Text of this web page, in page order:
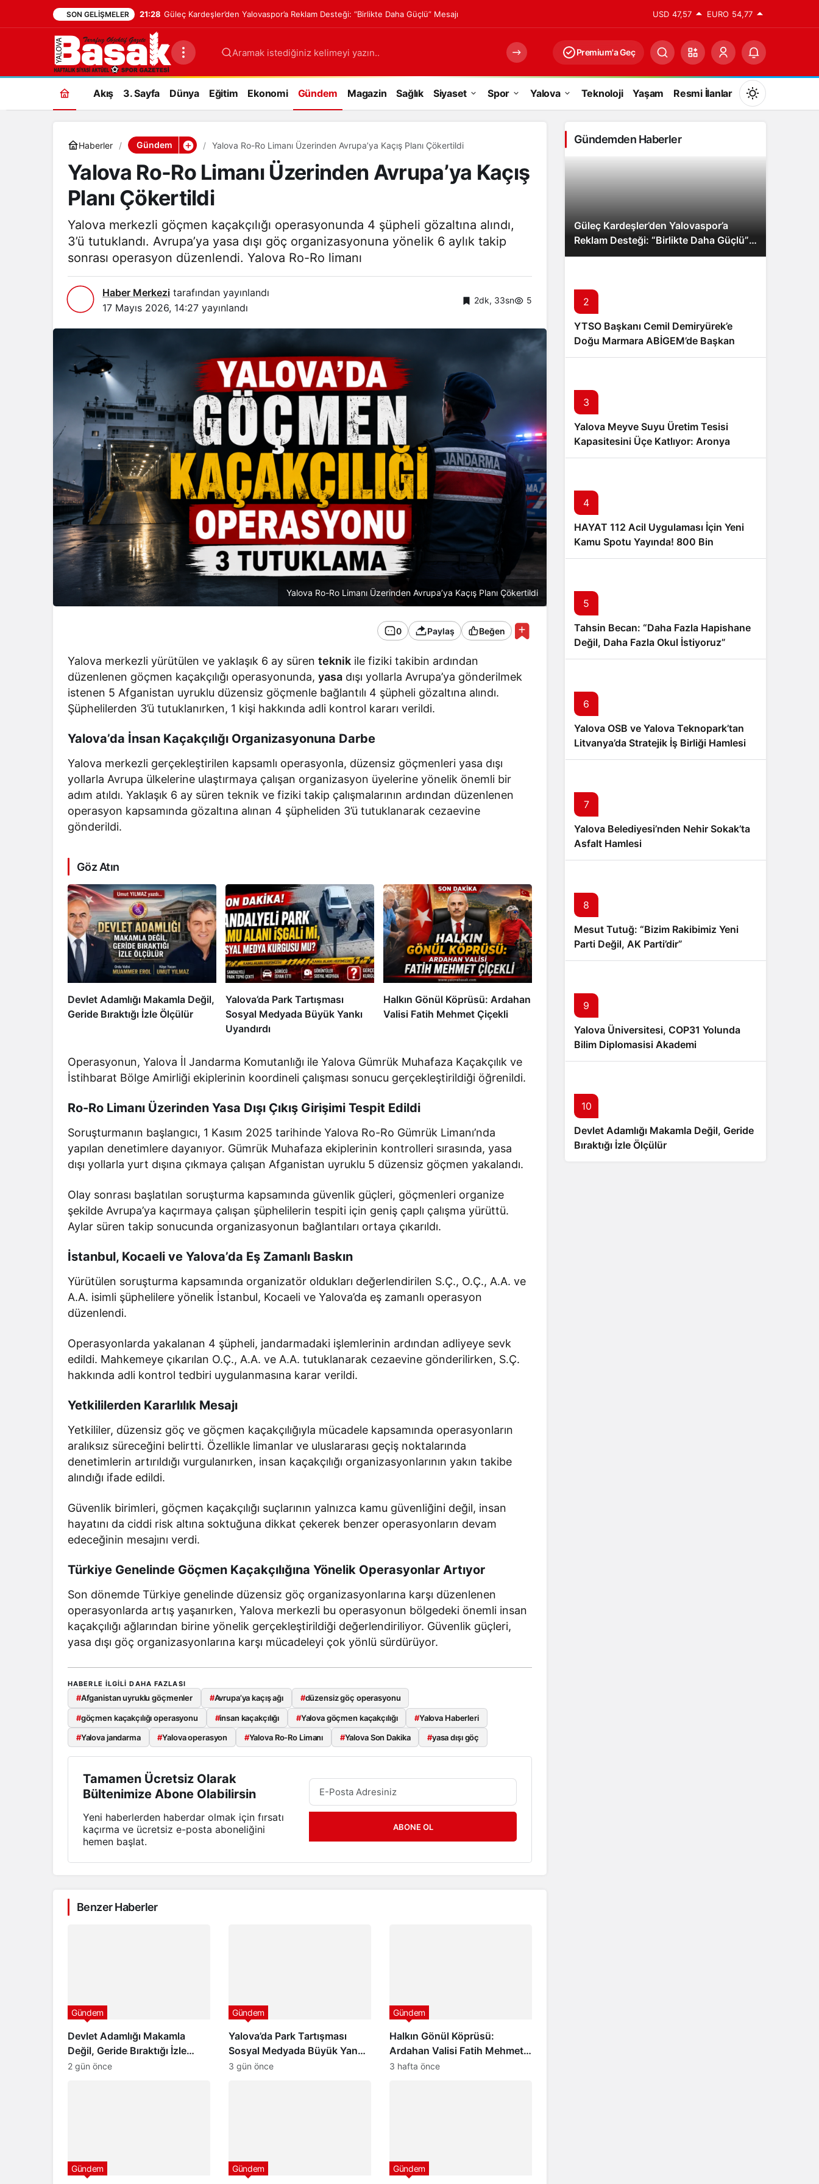
SON GELIŞMELER 21:28 Güleç Kardeşler’den Yalovaspor’a Reklam Desteği: “Birlikte Daha Güçlü” Mesajı USD 47,57 EURO 54,77
Aramak istediğiniz kelimeyi yazın.. Premium'a Geç
Akış 3. Sayfa Dünya Eğitim Ekonomi Gündem Magazin Sağlık Siyaset Spor Yalova Teknoloji Yaşam Resmi İlanlar
Mod
değiştir
Gece Modu
Haberler Gündem Yalova Ro-Ro Limanı Üzerinden Avrupa’ya Kaçış Planı Çökertildi
Yalova Ro-Ro Limanı Üzerinden Avrupa’ya Kaçış
Planı Çökertildi
Yalova merkezli göçmen kaçakçılığı operasyonunda 4 şüpheli gözaltına alındı,
3’ü tutuklandı. Avrupa’ya yasa dışı göç organizasyonuna yönelik 6 aylık takip
sonrası operasyon düzenlendi. Yalova Ro-Ro limanı
Haber Merkezi tarafından yayınlandı
17 Mayıs 2026, 14:27 yayınlandı
2dk, 33sn 5
Yalova Ro-Ro Limanı Üzerinden Avrupa’ya Kaçış Planı Çökertildi
0 Paylaş Beğen
Yalova merkezli yürütülen ve yaklaşık 6 ay sürenteknik ile fiziki takibin ardından
düzenlenen göçmen kaçakçılığı operasyonunda,yasa dışı yollarla Avrupa’ya gönderilmek
istenen 5 Afganistan uyruklu düzensiz göçmenle bağlantılı 4 şüpheli gözaltına alındı.
Şüphelilerden 3’ü tutuklanırken, 1 kişi hakkında adli kontrol kararı verildi.
Yalova’da İnsan Kaçakçılığı Organizasyonuna Darbe
Yalova merkezli gerçekleştirilen kapsamlı operasyonla, düzensiz göçmenleri yasa dışı
yollarla Avrupa ülkelerine ulaştırmaya çalışan organizasyon üyelerine yönelik önemli bir
adım atıldı. Yaklaşık 6 ay süren teknik ve fiziki takip çalışmalarının ardından düzenlenen
operasyon kapsamında gözaltına alınan 4 şüpheliden 3’ü tutuklanarak cezaevine
gönderildi.
Göz Atın
Devlet Adamlığı Makamla Değil,
Geride Bıraktığı İzle Ölçülür
Yalova’da Park Tartışması
Sosyal Medyada Büyük Yankı
Uyandırdı
Halkın Gönül Köprüsü: Ardahan
Valisi Fatih Mehmet Çiçekli
Operasyonun, Yalova İl Jandarma Komutanlığı ile Yalova Gümrük Muhafaza Kaçakçılık ve
İstihbarat Bölge Amirliği ekiplerinin koordineli çalışması sonucu gerçekleştirildiği öğrenildi.
Ro-Ro Limanı Üzerinden Yasa Dışı Çıkış Girişimi Tespit Edildi
Soruşturmanın başlangıcı, 1 Kasım 2025 tarihinde Yalova Ro-Ro Gümrük Limanı’nda
yapılan denetimlere dayanıyor. Gümrük Muhafaza ekiplerinin kontrolleri sırasında, yasa
dışı yollarla yurt dışına çıkmaya çalışan Afganistan uyruklu 5 düzensiz göçmen yakalandı.
Olay sonrası başlatılan soruşturma kapsamında güvenlik güçleri, göçmenleri organize
şekilde Avrupa’ya kaçırmaya çalışan şüphelilerin tespiti için geniş çaplı çalışma yürüttü.
Aylar süren takip sonucunda organizasyonun bağlantıları ortaya çıkarıldı.
İstanbul, Kocaeli ve Yalova’da Eş Zamanlı Baskın
Yürütülen soruşturma kapsamında organizatör oldukları değerlendirilen S.Ç., O.Ç., A.A. ve
A.A. isimli şüphelilere yönelik İstanbul, Kocaeli ve Yalova’da eş zamanlı operasyon
düzenlendi.
Operasyonlarda yakalanan 4 şüpheli, jandarmadaki işlemlerinin ardından adliyeye sevk
edildi. Mahkemeye çıkarılan O.Ç., A.A. ve A.A. tutuklanarak cezaevine gönderilirken, S.Ç.
hakkında adli kontrol tedbiri uygulanmasına karar verildi.
Yetkililerden Kararlılık Mesajı
Yetkililer, düzensiz göç ve göçmen kaçakçılığıyla mücadele kapsamında operasyonların
aralıksız süreceğini belirtti. Özellikle limanlar ve uluslararası geçiş noktalarında
denetimlerin artırıldığı vurgulanırken, insan kaçakçılığı organizasyonlarının yakın takibe
alındığı ifade edildi.
Güvenlik birimleri, göçmen kaçakçılığı suçlarının yalnızca kamu güvenliğini değil, insan
hayatını da ciddi risk altına soktuğuna dikkat çekerek benzer operasyonların devam
edeceğinin mesajını verdi.
Türkiye Genelinde Göçmen Kaçakçılığına Yönelik Operasyonlar Artıyor
Son dönemde Türkiye genelinde düzensiz göç organizasyonlarına karşı düzenlenen
operasyonlarda artış yaşanırken, Yalova merkezli bu operasyonun bölgedeki önemli insan
kaçakçılığı ağlarından birine yönelik gerçekleştirildiği değerlendiriliyor. Güvenlik güçleri,
yasa dışı göç organizasyonlarına karşı mücadeleyi çok yönlü sürdürüyor.
HABERLE ILGILI DAHA FAZLASI
#Afganistan uyruklu göçmenler #Avrupa’ya kaçış ağı #düzensiz göç operasyonu
#göçmen kaçakçılığı operasyonu #insan kaçakçılığı #Yalova göçmen kaçakçılığı #Yalova Haberleri
#Yalova jandarma #Yalova operasyon #Yalova Ro-Ro Limanı #Yalova Son Dakika #yasa dışı göç
Tamamen Ücretsiz Olarak
Bültenimize Abone Olabilirsin
Yeni haberlerden haberdar olmak için fırsatı
kaçırma ve ücretsiz e-posta aboneliğini
hemen başlat.
ABONE OL
Benzer Haberler
Devlet Adamlığı Makamla
Değil, Geride Bıraktığı İzle
Ölçülür
Gündem
2 gün önce
Yalova’da Park Tartışması
Sosyal Medyada Büyük Yankı
Uyandırdı
Gündem
3 gün önce
Halkın Gönül Köprüsü:
Ardahan Valisi Fatih Mehmet
Çiçekli
Gündem
3 hafta önce
Gündem Gündem Gündem
Gündemden Haberler
Güleç Kardeşler’den Yalovaspor’a
Reklam Desteği: “Birlikte Daha Güçlü”
Mesajı
2
YTSO Başkanı Cemil Demiryürek’e
Doğu Marmara ABİGEM’de Başkan
Yardımcılığı Görevi
3
Yalova Meyve Suyu Üretim Tesisi
Kapasitesini Üçe Katlıyor: Aronya
Üreticisine Büyük Destek
4
HAYAT 112 Acil Uygulaması İçin Yeni
Kamu Spotu Yayında! 800 Bin
İndirmeyi Aştı
5
Tahsin Becan: “Daha Fazla Hapishane
Değil, Daha Fazla Okul İstiyoruz”
6
Yalova OSB ve Yalova Teknopark’tan
Litvanya’da Stratejik İş Birliği Hamlesi
7
Yalova Belediyesi’nden Nehir Sokak’ta
Asfalt Hamlesi
8
Mesut Tutuğ: “Bizim Rakibimiz Yeni
Parti Değil, AK Parti’dir”
9
Yalova Üniversitesi, COP31 Yolunda
Bilim Diplomasisi Akademi
Lansmanında Yerini Aldı
10
Devlet Adamlığı Makamla Değil, Geride
Bıraktığı İzle Ölçülür